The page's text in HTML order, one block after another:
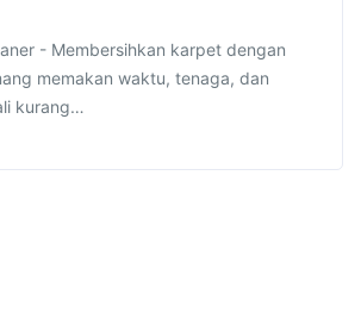
- Membersihkan karpet dengan
memakan waktu, tenaga, dan
kurang…